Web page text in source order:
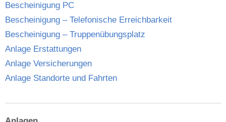
Bescheinigung PC
Bescheinigung – Telefonische Erreichbarkeit
Bescheinigung – Truppenübungsplatz
Anlage Erstattungen
Anlage Versicherungen
Anlage Standorte und Fahrten